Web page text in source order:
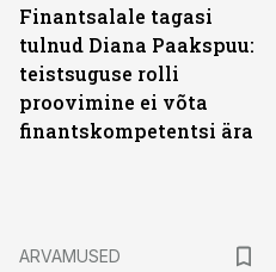
Finantsalale tagasi
tulnud Diana Paakspuu:
teistsuguse rolli
proovimine ei võta
finantskompetentsi ära
ARVAMUSED